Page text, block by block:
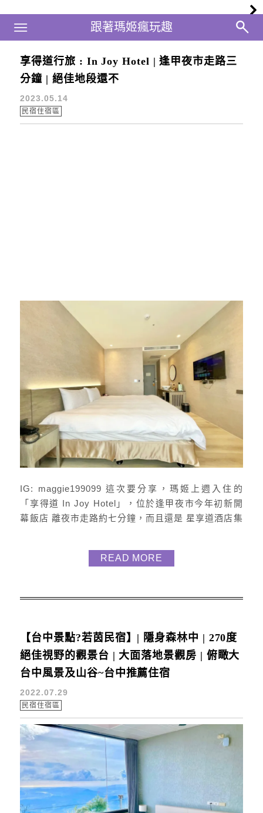
跟著瑪姬瘋玩趣
跟著瑪姬瘋玩趣
Main Menu
台中三天二夜
享得道行旅 : In Joy Hotel | 逢甲夜市走路三
分鐘 | 絕佳地段還不
2023.05.14
民宿住宿區
IG: maggie199099 這次要分享，瑪姬上週入住的
「享得道 In Joy Hotel」，位於逢甲夜市今年初新開
幕飯店 離夜市走路約七分鐘，而且還是 星享道酒店集
段211號訂房專線：04-27082208訂房連結：
READ MORE
【台中景點?若茵民宿】| 隱身森林中 | 270度
絕佳視野的觀景台 | 大面落地景觀房 | 俯瞰大
台中風景及山谷~台中推薦住宿
2022.07.29
民宿住宿區